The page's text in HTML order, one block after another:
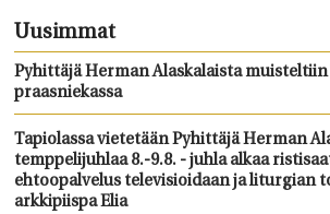
Uusimmat
Pyhittäjä Herman Alaskalaista muisteltiin
praasniekassa
Tapiolassa vietetään Pyhittäjä Herman
temppelijuhlaa 8.-9.8. - juhla alkaa
ehtoopalvelus televisioidaan ja liturgian
arkkipiispa Elia